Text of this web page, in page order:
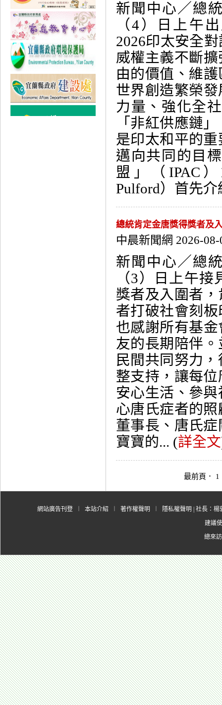
新聞中心／總
（4）日上午
2026印太安全
威權主義不斷
由的價值、維
世界創造繁榮
力量、強化全
「非紅供應鏈
是印太和平的
邁向共同的目
盟」（IPAC
Pulford）首先介
總統肯定金唐獎得獎者及
中晨新聞網 2026-08-
新聞中心／總
（3）日上午
獎者及入圍者
者打破社會刻
也感謝所有基
友的長期陪伴
民間共同努力
整支持，讓每
安心生活、參
心唐氏症者的
董事長、唐氏
寶寶的... (詳全文
最前頁 ． 1
網站廣告刊登 本站介紹 著作權聲明 隱私權聲明 | 社長：
建議
總來